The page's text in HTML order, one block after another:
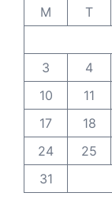
M
T
3
4
10
11
17
18
24
25
31